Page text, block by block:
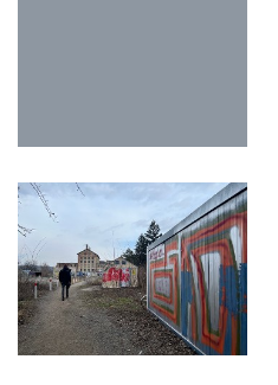
O NÁS
Stisk online je studentský